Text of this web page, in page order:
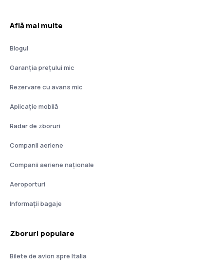
Află mai multe
Blogul
Garanția prețului mic
Rezervare cu avans mic
Aplicație mobilă
Radar de zboruri
Companii aeriene
Companii aeriene naţionale
Aeroporturi
Informații bagaje
Zboruri populare
Bilete de avion spre Italia